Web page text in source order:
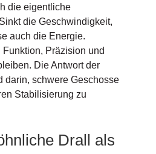
die eigentliche
die Geschwindigkeit,
auch die Energie.
Präzision und
Die Antwort der
darin, schwere Geschosse
Stabilisierung zu
Drall als